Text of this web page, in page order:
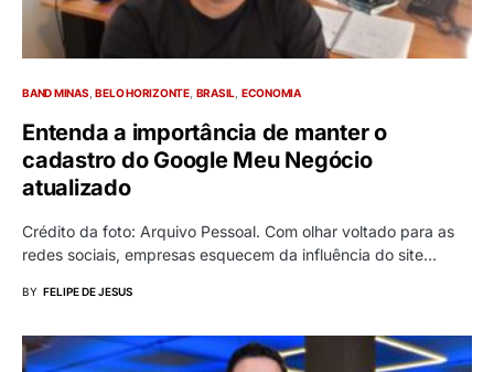
BAND MINAS BELO HORIZONTE BRASIL ECONOMIA
Entenda a importância de manter o
cadastro do Google Meu Negócio
atualizado
Crédito da foto: Arquivo Pessoal. Com olhar voltado para as
redes sociais, empresas esquecem da influência do site…
BY FELIPE DE JESUS